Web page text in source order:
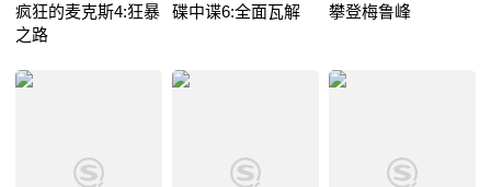
疯狂的麦克斯4:狂暴
之路
碟中谍6:全面瓦解 攀登梅鲁峰